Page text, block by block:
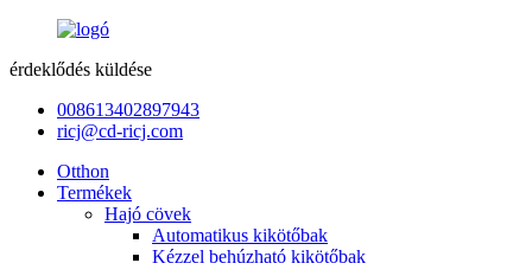
érdeklődés küldése
008613402897943
ricj@cd-ricj.com
Otthon
Termékek
Hajó cövek
Automatikus kikötőbak
Kézzel behúzható kikötőbak